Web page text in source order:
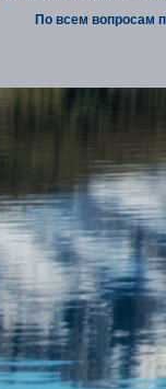
По всем вопросам